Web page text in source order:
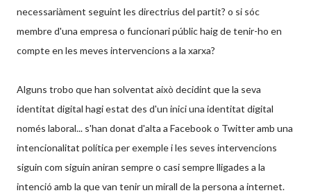
necessariàment seguint les directrius del partit? o si sóc
membre d'una empresa o funcionari públic haig de tenir-ho en
compte en les meves intervencions a la xarxa?
Alguns trobo que han solventat això decidint que la seva
identitat digital hagi estat des d'un inici una identitat digital
només laboral... s'han donat d'alta a Facebook o Twitter amb una
intencionalitat política per exemple i les seves intervencions
siguin com siguin aniran sempre o casi sempre lligades a la
intenció amb la que van tenir un mirall de la persona a internet.